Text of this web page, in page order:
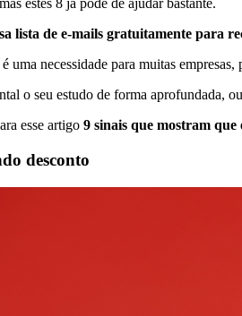
estes 8 já pode de ajudar bastante.
lista de e-mails gratuitamente para
uma necessidade para muitas
o seu estudo de forma aprofundada,
esse artigo 9 sinais que mostram que
desconto